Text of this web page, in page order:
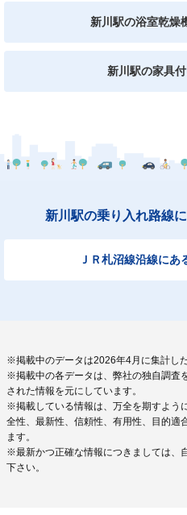
新川駅の浴室乾燥
新川駅の家具
新川駅の乗り入れ路線
ＪＲ札沼線沿線にあ
※掲載中のデータは2026年4月に集計した
※掲載中の各データは、弊社の独自調査
された情報を元にしています。
※掲載している情報は、万全を期すよう
全性、最新性、信頼性、有用性、目的適
ます。
※最新かつ正確な情報につきましては、
下さい。